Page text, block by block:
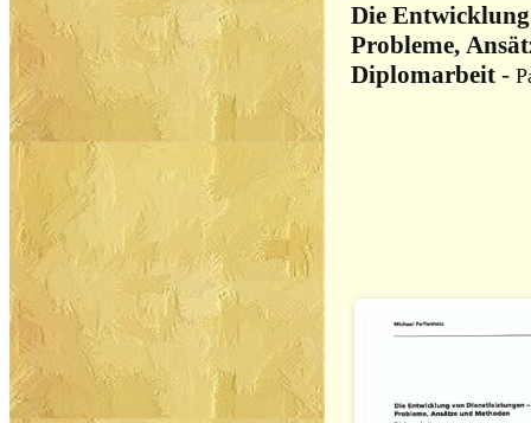
Die
Probleme,
Diplomarbeit -